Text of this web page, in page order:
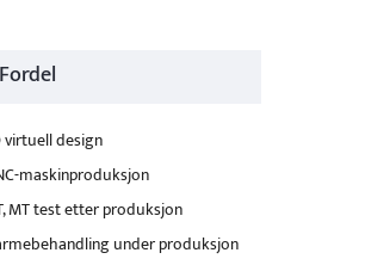
virtuell design
maskinproduksjon
MT test etter produksjon
under produksjon